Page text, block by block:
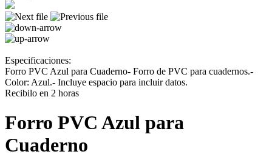
Especificaciones:
Forro PVC Azul para Cuaderno- Forro de PVC para cuadernos.-
Color: Azul.- Incluye espacio para incluir datos.
Recibilo en 2 horas
Forro PVC Azul para
Cuaderno